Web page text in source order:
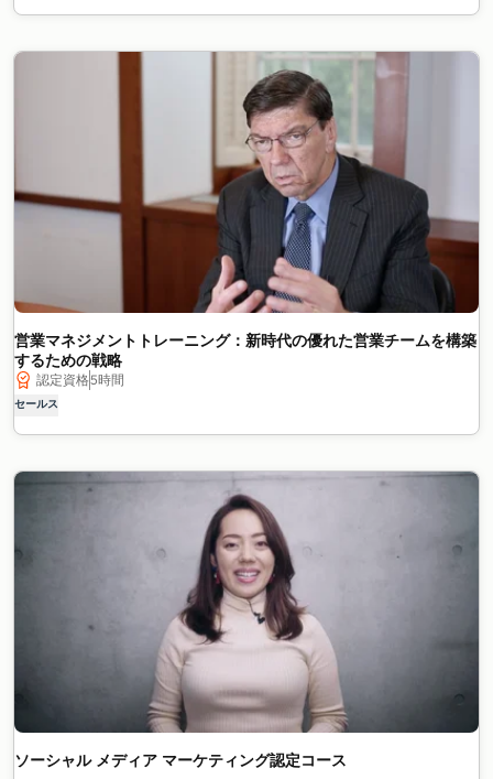
営業マネジメントトレーニング：新時代の優れた営業チームを構築
するための戦略
認定資格5時間
セールス
ソーシャル メディア マーケティング認定コース